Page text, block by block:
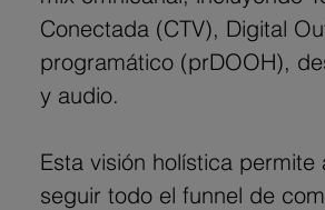
Conectada (CTV), Digital
programático (prDOOH),
y audio.
Esta visión holística permite
seguir todo el funnel de